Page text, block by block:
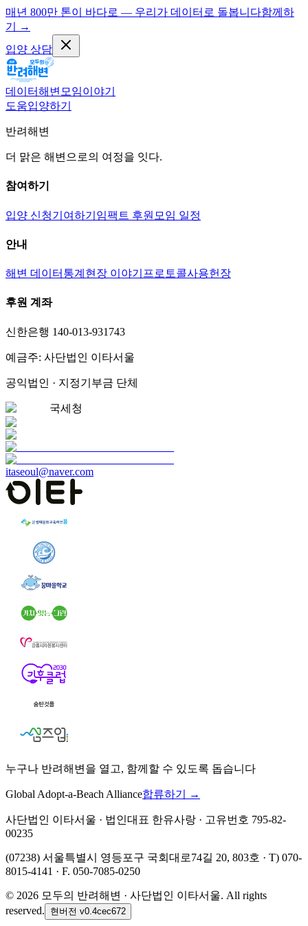
매년 800만 톤이 바다로 — 우리가 데이터로 돌봅니다함께하
기
→
입양 상담
데이터해변 모임이야기
도움입양하기
반려해변
더 맑은 해변으로의 여정을 잇다.
참여하기
입양 신청기여하기 임팩트 후원 모임 일정
안내
해변 데이터 통계 현장 이야기 프로토콜사용헌장
후원 계좌
신한은행 140-013-931743
예금주: 사단법인 이타서울
공익법인 · 지정기부금 단체
국세청
itaseoul@naver.com
누구나 반려해변을 열고, 함께할 수 있도록 돕습니다
Global Adopt-a-Beach Alliance합류하기 →
사단법인 이타서울 · 법인대표 한유사랑 · 고유번호 795-82-
00235
(07238) 서울특별시 영등포구 국회대로74길 20, 803호 · T) 070-
8015-4141 · F. 050-7085-0250
© 2026 모두의 반려해변 · 사단법인 이타서울. All rights
reserved.
현버전 v0.4cec672